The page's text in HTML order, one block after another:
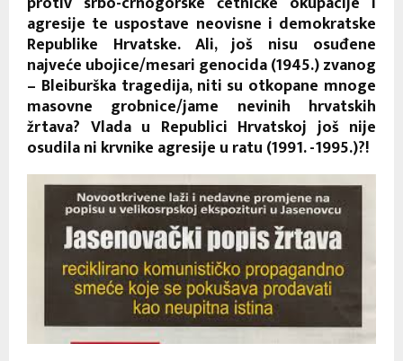
agresije te uspostave neovisne i demokratske
Republike Hrvatske. Ali, još nisu osuđene
najveće ubojice/mesari genocida (1945.) zvanog
– Bleiburška tragedija, niti su otkopane mnoge
masovne grobnice/jame nevinih hrvatskih
žrtava? Vlada u Republici Hrvatskoj još nije
osudila ni krvnike agresije u ratu (1991. -1995.)?!